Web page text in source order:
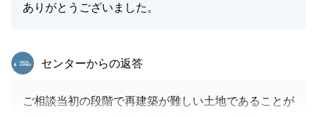
ありがとうございました。
東急リバブル
センターからの返答
ご相談当初の段階で再建築が難しい土地であることが